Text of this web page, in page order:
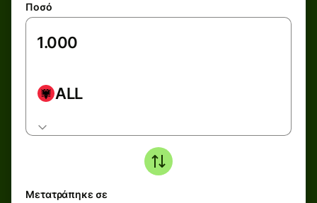
Ποσό
ALL
Μετατράπηκε σε